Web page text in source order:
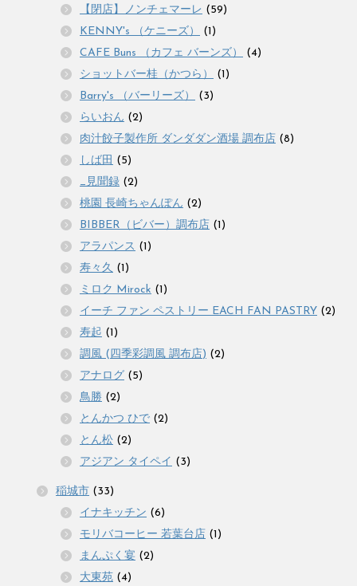
【閉店】ノンチェマーレ (59)
KENNY's （ケニーズ）
(1)
CAFE Buns （カフェ バーンズ）
(4)
ショットバー桂（かつら）
(1)
Barry's （バーリーズ）
(3)
らいおん (2)
肉汁餃子製作所 ダンダダン酒場 調布店 (8)
しば田 (5)
_見聞録 (2)
桃園 長崎ちゃんぽん (2)
BIBBER（ビバー）調布店 (1)
アラパンス (1)
寿々久 (1)
ミロク Mirock (1)
イーチ ファン ペストリー EACH FAN PASTRY (2)
寿起 (1)
調風 (四季彩調風 調布店) (2)
アナログ (5)
鳥勝 (2)
とんかつ ひで (2)
とん松 (2)
アジアン タイペイ (3)
稲城市 (33)
イナキッチン (6)
モリバコーヒー 若葉台店 (1)
まんぷく宴 (2)
大東苑 (4)